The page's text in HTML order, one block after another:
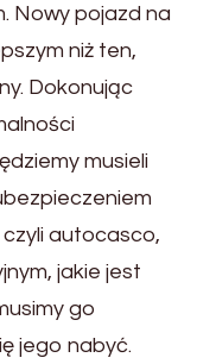
Nowy pojazd na
niż ten,
Dokonując
musieli
autocasco,
jakie jest
go
jego nabyć.